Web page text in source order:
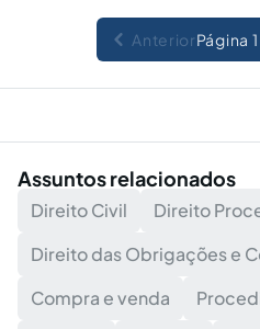
AnteriorPágina
Assuntos relacionados
Direito Civil
Direito
Direito das Obrigações e
Compra e venda